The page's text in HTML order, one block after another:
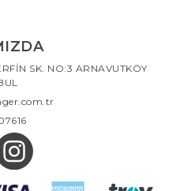
SK. NO:3 ARNAVUTKÖY